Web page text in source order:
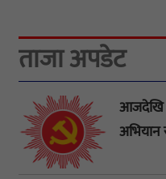
ताजा अपडेट
आजदेखि